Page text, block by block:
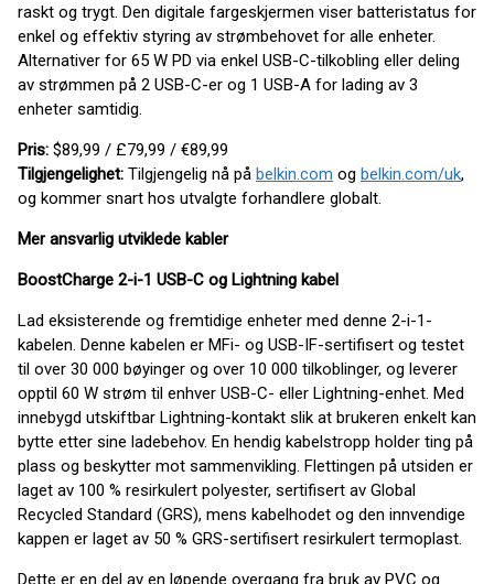
raskt og trygt. Den digitale fargeskjermen viser batteristatus for
enkel og effektiv styring av strømbehovet for alle enheter.
Alternativer for 65 W PD via enkel USB-C-tilkobling eller deling
av strømmen på 2 USB-C-er og 1 USB-A for lading av 3
enheter samtidig.
Pris: $89,99 / £79,99 / €89,99
Tilgjengelighet: Tilgjengelig nå på belkin.com og belkin.com/uk,
og kommer snart hos utvalgte forhandlere globalt.
Mer ansvarlig utviklede kabler
BoostCharge 2-i-1 USB-C og Lightning kabel
Lad eksisterende og fremtidige enheter med denne 2-i-1-
kabelen. Denne kabelen er MFi- og USB-IF-sertifisert og testet
til over 30 000 bøyinger og over 10 000 tilkoblinger, og leverer
opptil 60 W strøm til enhver USB-C- eller Lightning-enhet. Med
innebygd utskiftbar Lightning-kontakt slik at brukeren enkelt kan
bytte etter sine ladebehov. En hendig kabelstropp holder ting på
plass og beskytter mot sammenvikling. Flettingen på utsiden er
laget av 100 % resirkulert polyester, sertifisert av Global
Recycled Standard (GRS), mens kabelhodet og den innvendige
kappen er laget av 50 % GRS-sertifisert resirkulert termoplast.
Dette er en del av en løpende overgang fra bruk av PVC og